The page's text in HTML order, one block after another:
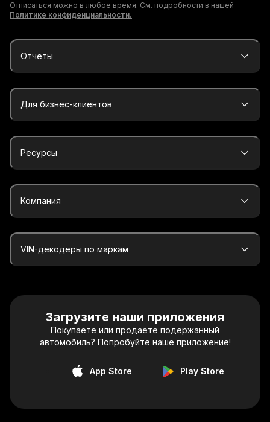
Отписаться можно в любое время. См. подробности в нашей
Политике конфиденциальности.
Отчеты
Для бизнес-клиентов
Ресурсы
Компания
VIN-декодеры по маркам
Загрузите наши приложения
Покупаете или продаете подержанный
автомобиль? Попробуйте наше приложение!
App Store Play Store